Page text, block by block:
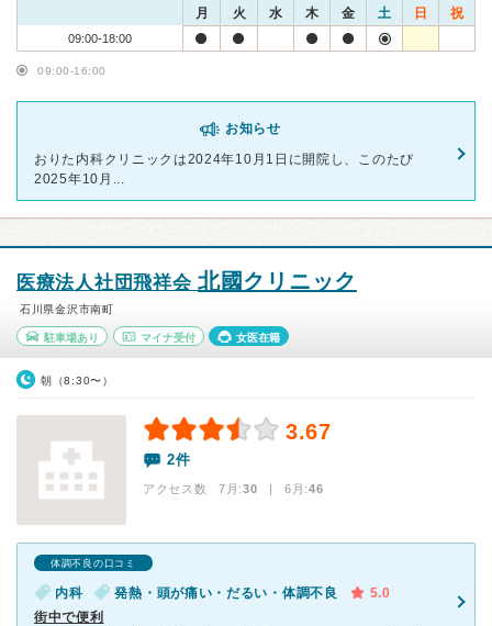
月 火 水 木 金 土 日 祝
09:00-18:00
09:00-16:00
お知らせ
おりた内科クリニックは2024年10月1日に開院し、このたび
2025年10月...
医療法人社団飛祥会 北國クリニック
石川県金沢市南町
駐車場あり マイナ受付 女医在籍
朝（8:30〜）
3.67
2件
アクセス数 7月:30 | 6月:46
体調不良の口コミ
内科 発熱・頭が痛い・だるい・体調不良
5.0
街中で便利